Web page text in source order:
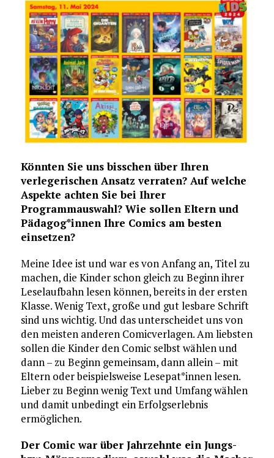
Könnten Sie uns bisschen über Ihren
verlegerischen Ansatz verraten? Auf welche
Aspekte achten Sie bei Ihrer
Programmauswahl? Wie sollen Eltern und
Pädagog*innen Ihre Comics am besten
einsetzen?
Meine Idee ist und war es von Anfang an, Titel zu
machen, die Kinder schon gleich zu Beginn ihrer
Leselaufbahn lesen können, bereits in der ersten
Klasse. Wenig Text, große und gut lesbare Schrift
sind uns wichtig. Und das unterscheidet uns von
den meisten anderen Comicverlagen. Am liebsten
sollen die Kinder den Comic selbst wählen und
dann – zu Beginn gemeinsam, dann allein – mit
Eltern oder beispielsweise Lesepat*innen lesen.
Lieber zu Beginn wenig Text und Umfang wählen
und damit unbedingt ein Erfolgserlebnis
ermöglichen.
Der Comic war über Jahrzehnte ein Jungs-